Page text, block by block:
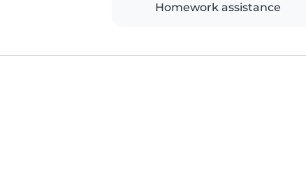
Homework assistance